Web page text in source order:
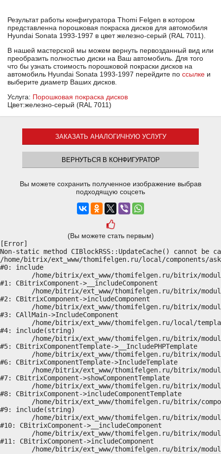
Результат работы конфигуратора Thomi Felgen в котором
представленна порошковая покраска дисков для автомобиля
Hyundai Sonata 1993-1997 в цвет железно-серый (RAL 7011).
В нашей мастерской мы можем вернуть первозданный вид или
преобразить полностью диски на Ваш автомобиль. Для того
что бы узнать стоимость порошковой покраски дисков на
автомобиль Hyundai Sonata 1993-1997 перейдите по ссылке и
выберите диаметр Ваших дисков.
Услуга: Порошковая покраска дисков
Цвет:железно-серый (RAL 7011)
ЗАКАЗАТЬ АНАЛОГИЧНУЮ УСЛУГУ
ВЕРНУТЬСЯ В КОНФИГУРАТОР
Вы можете сохранить полученное изображение выбрав
подходящую соцсеть
(Вы можете стать первым)
[Error]
Non-static method CIBlockRSS::UpdateCache() cannot
/home/bitrix/ext_www/thomifelgen.ru/local/components/
#0: include
#1: CBitrixComponent->__includeComponent
#2: CBitrixComponent->includeComponent
#3: CAllMain->IncludeComponent
#4: include(string)
#5: CBitrixComponentTemplate->__IncludePHPTemplate
#6: CBitrixComponentTemplate->IncludeTemplate
#7: CBitrixComponent->showComponentTemplate
#8: CBitrixComponent->includeComponentTemplate
#9: include(string)
#10: CBitrixComponent->__includeComponent
#11: CBitrixComponent->includeComponent